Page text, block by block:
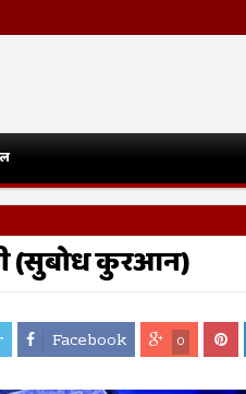
(सुबोध कुरआन)
Facebook 0